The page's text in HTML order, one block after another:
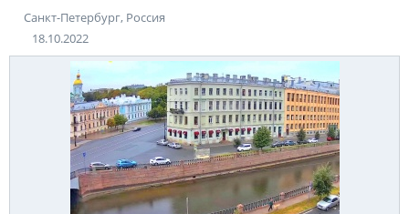
Санкт-Петербург, Россия
18.10.2022